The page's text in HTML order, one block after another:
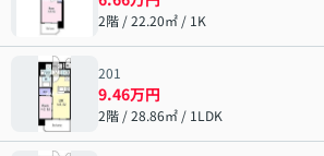
2階 / 22.20㎡ / 1K
201
9.46万円
2階 / 28.86㎡ / 1LDK